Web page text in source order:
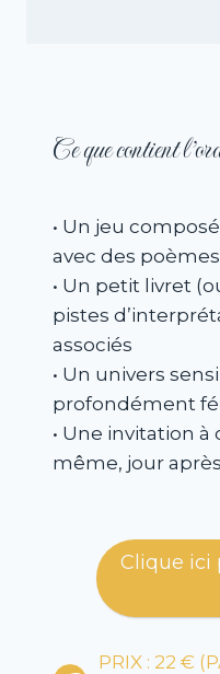
Ce que contient
• Un jeu
avec des poèmes
• Un petit livret
pistes
associés
• Un univers
profondément
• Une invitation
même, jour
Clique ici
PRIX : 22 €